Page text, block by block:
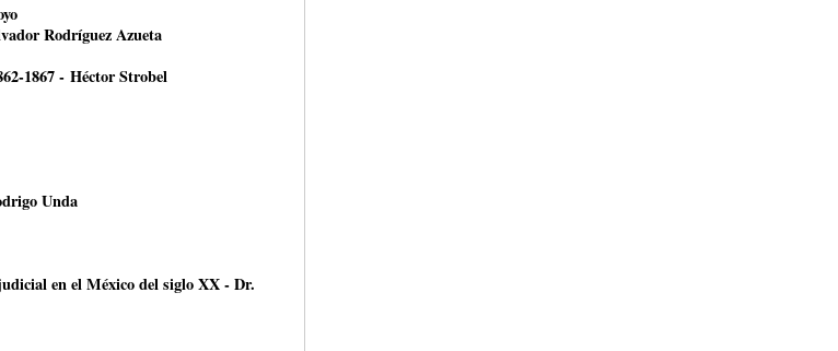
Rodríguez Azueta
1867 - Héctor Strobel
Unda
en el México del siglo XX - Dr.